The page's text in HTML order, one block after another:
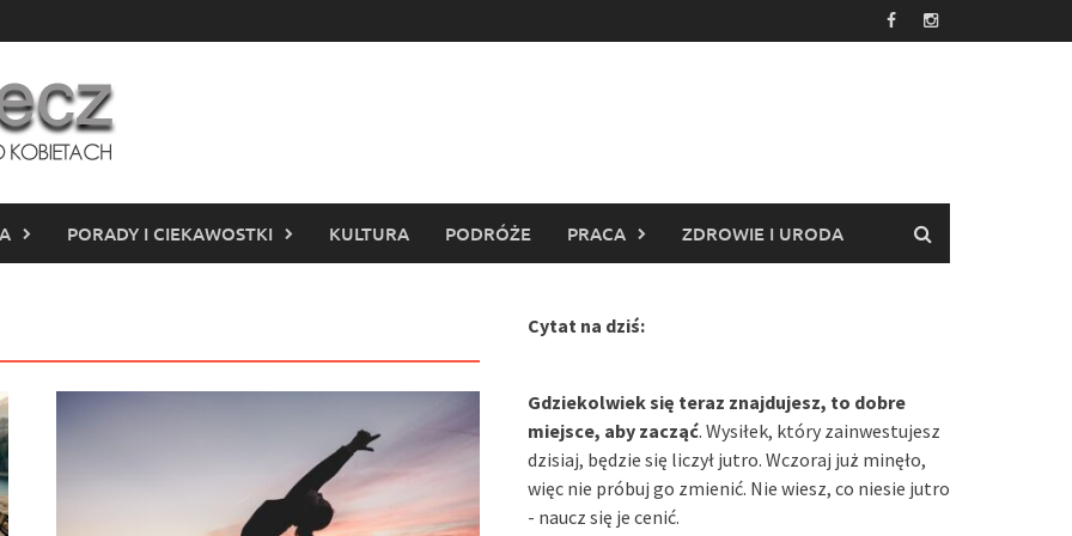
PORADY I CIEKAWOSTKI KULTURA PODRÓŻE PRACA ZDROWIE I URODA
Cytat na dziś:
Gdziekolwiek się teraz znajdujesz, to dobre
miejsce, aby zacząć. Wysiłek, który zainwestujesz
dzisiaj, będzie się liczył jutro. Wczoraj już minęło,
więc nie próbuj go zmienić. Nie wiesz, co niesie jutro
- naucz się je cenić.